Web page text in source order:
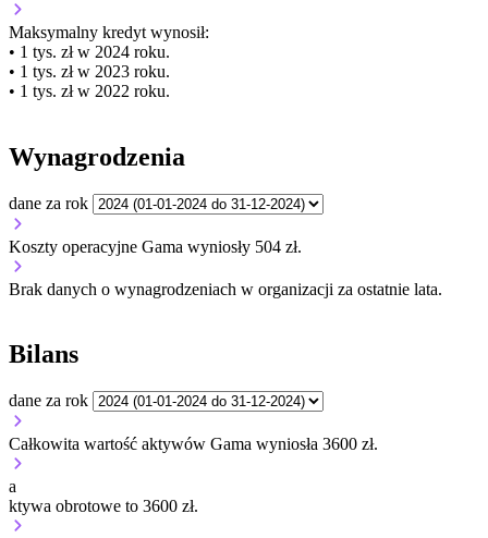
Maksymalny kredyt wynosił:
• 1 tys. zł w 2024 roku.
• 1 tys. zł w 2023 roku.
• 1 tys. zł w 2022 roku.
Wynagrodzenia
dane za rok
Koszty operacyjne Gama wyniosły 504 zł.
Brak danych o wynagrodzeniach w organizacji za ostatnie lata.
Bilans
dane za rok
Całkowita wartość aktywów Gama wyniosła 3600 zł.
a
ktywa obrotowe to 3600 zł.